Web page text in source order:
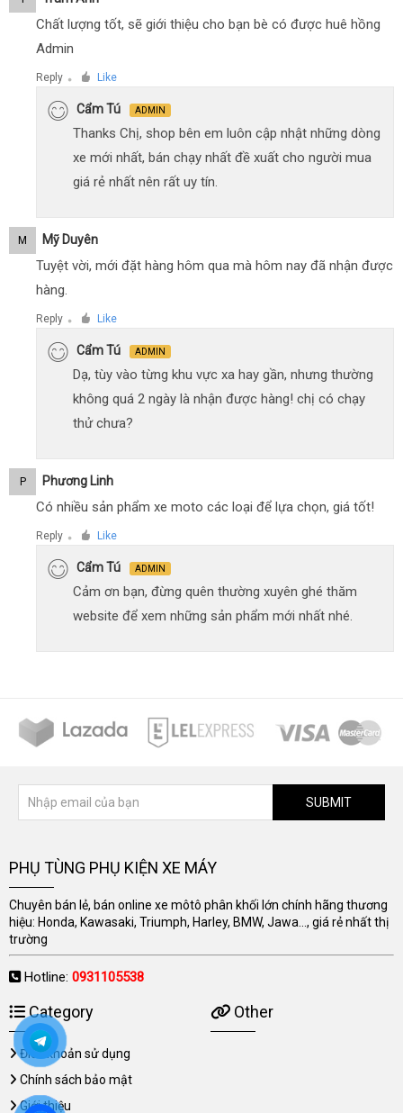
Chất lượng tốt, sẽ giới thiệu cho bạn bè có được huê hồng
Admin
Reply ● Like
Cẩm Tú ADMIN
Thanks Chị, shop bên em luôn cập nhật những dòng
xe mới nhất, bán chạy nhất đề xuất cho người mua
giá rẻ nhất nên rất uy tín.
M Mỹ Duyên
Tuyệt vời, mới đặt hàng hôm qua mà hôm nay đã nhận được
hàng.
Reply ● Like
Cẩm Tú ADMIN
Dạ, tùy vào từng khu vực xa hay gần, nhưng thường
không quá 2 ngày là nhận được hàng! chị có chạy
thử chưa?
P Phương Linh
Có nhiều sản phẩm xe moto các loại để lựa chọn, giá tốt!
Reply ● Like
Cẩm Tú ADMIN
Cảm ơn bạn, đừng quên thường xuyên ghé thăm
website để xem những sản phẩm mới nhất nhé.
SUBMIT
PHỤ TÙNG PHỤ KIỆN XE MÁY
Chuyên bán lẻ, bán online xe môtô phân khối lớn chính hãng thương
hiệu: Honda, Kawasaki, Triumph, Harley, BMW, Jawa..., giá rẻ nhất thị
trường
Hotline: 0931105538
Category
Điều khoản sử dụng
Chính sách bảo mật
Giới thiệu
Other